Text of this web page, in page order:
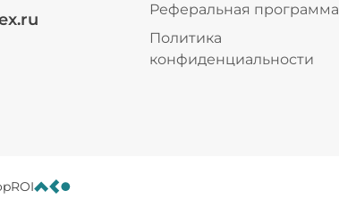
Реферальная программа
Политика
конфиденциальности